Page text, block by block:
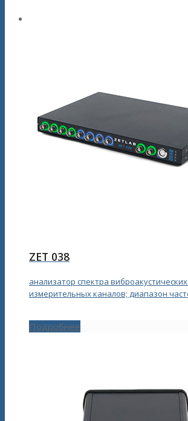
ZET 038
анализатор спектра
измерительных каналов; диапазон
Подробнее